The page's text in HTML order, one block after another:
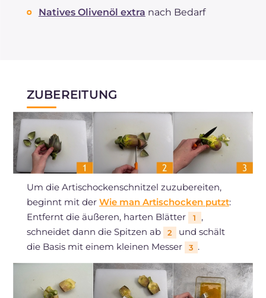
Natives Olivenöl extra nach Bedarf
ZUBEREITUNG
Um die Artischockenschnitzel zuzubereiten,
beginnt mit der Wie man Artischocken putzt:
Entfernt die äußeren, harten Blätter
1
,
schneidet dann die Spitzen ab
2
und schält
die Basis mit einem kleinen Messer
3 .